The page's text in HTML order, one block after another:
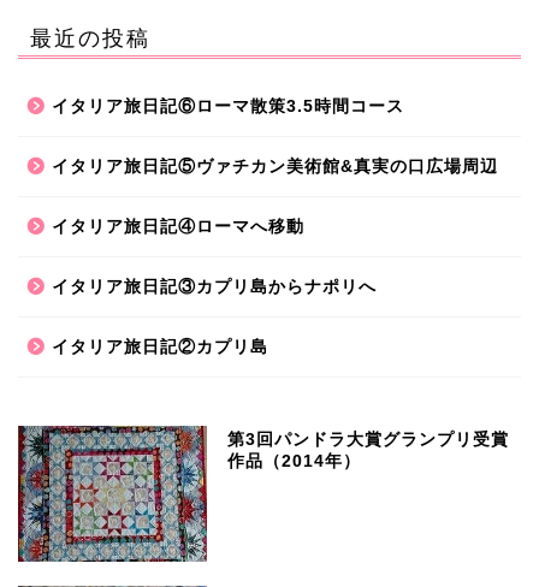
最近の投稿
イタリア旅日記⑥ローマ散策3.5時間コース
イタリア旅日記⑤ヴァチカン美術館&真実の口広場周辺
イタリア旅日記④ローマへ移動
イタリア旅日記③カプリ島からナポリへ
イタリア旅日記②カプリ島
第3回パンドラ大賞グランプリ受賞
作品（2014年）